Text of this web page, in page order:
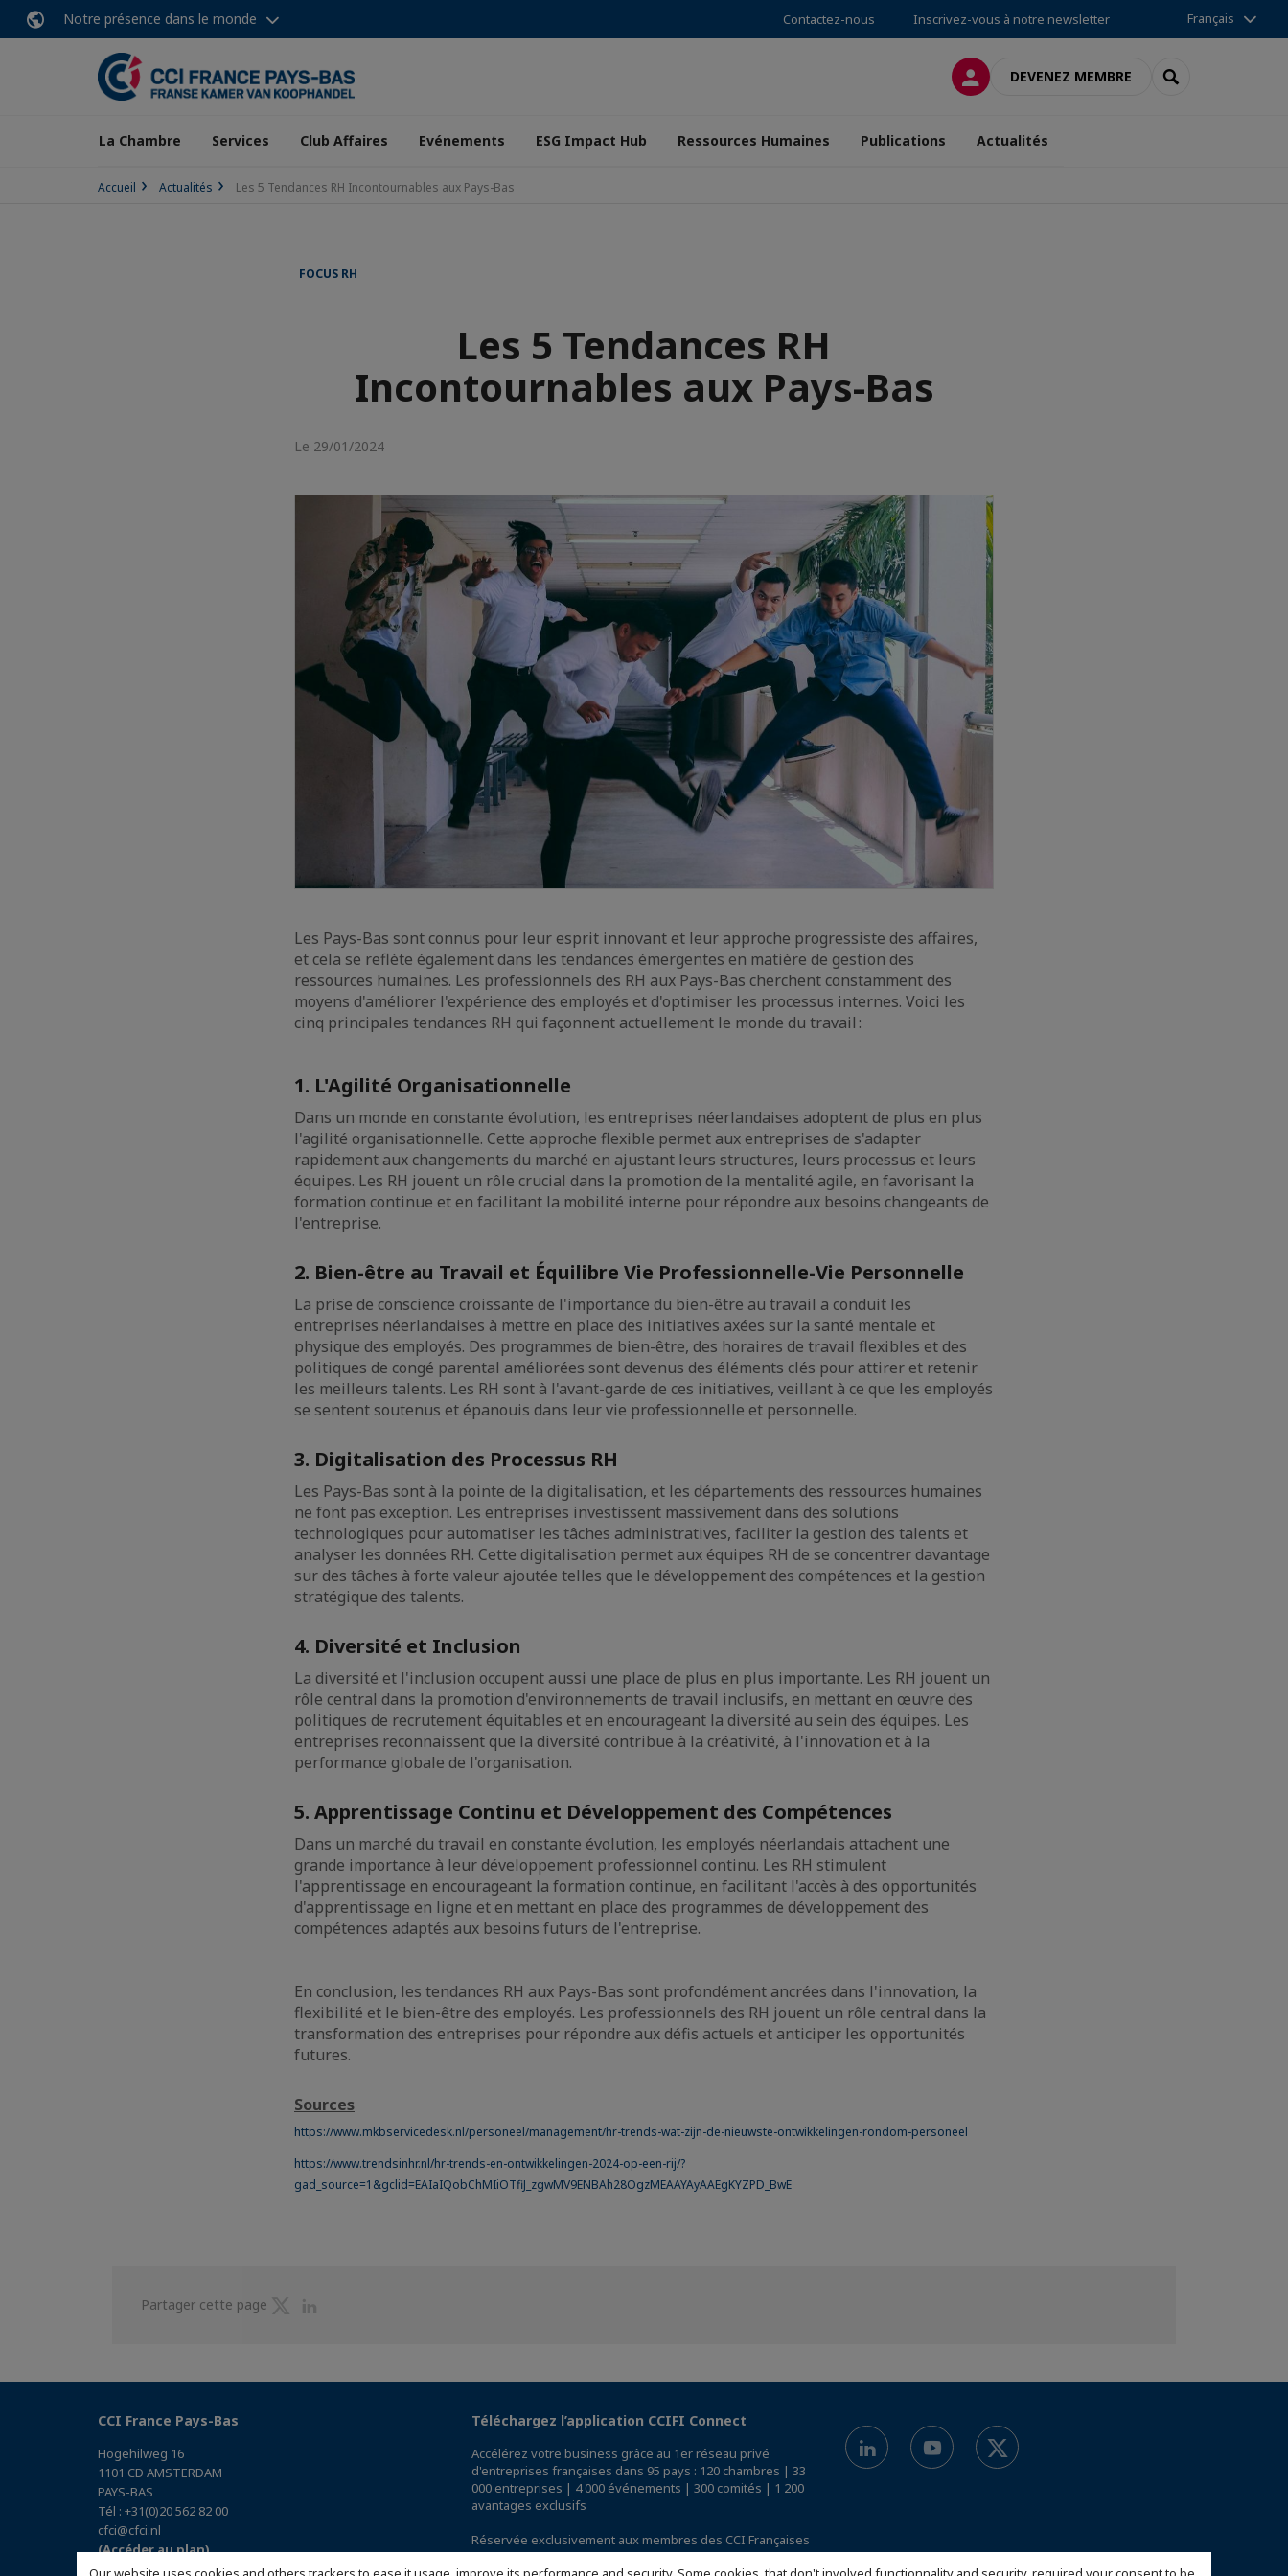
Notre présence dans le monde Contactez-nous Inscrivez-vous à notre newsletter Français
CONNEXIONDEVENEZ MEMBRE RECHERCHER
La Chambre Services Club Affaires Evénements ESG Impact Hub Ressources Humaines Publications Actualités
Accueil Actualités Les 5 Tendances RH Incontournables aux Pays-Bas
FOCUS RH
Les 5 Tendances RH
Incontournables aux Pays-Bas
Le 29/01/2024
Les Pays-Bas sont connus pour leur esprit innovant et leur approche progressiste des affaires,
et cela se reflète également dans les tendances émergentes en matière de gestion des
ressources humaines. Les professionnels des RH aux Pays-Bas cherchent constamment des
moyens d'améliorer l'expérience des employés et d'optimiser les processus internes. Voici les
cinq principales tendances RH qui façonnent actuellement le monde du travail :
1. L'Agilité Organisationnelle
Dans un monde en constante évolution, les entreprises néerlandaises adoptent de plus en plus
l'agilité organisationnelle. Cette approche flexible permet aux entreprises de s'adapter
rapidement aux changements du marché en ajustant leurs structures, leurs processus et leurs
équipes. Les RH jouent un rôle crucial dans la promotion de la mentalité agile, en favorisant la
formation continue et en facilitant la mobilité interne pour répondre aux besoins changeants de
l'entreprise.
2. Bien-être au Travail et Équilibre Vie Professionnelle-Vie Personnelle
La prise de conscience croissante de l'importance du bien-être au travail a conduit les
entreprises néerlandaises à mettre en place des initiatives axées sur la santé mentale et
physique des employés. Des programmes de bien-être, des horaires de travail flexibles et des
politiques de congé parental améliorées sont devenus des éléments clés pour attirer et retenir
les meilleurs talents. Les RH sont à l'avant-garde de ces initiatives, veillant à ce que les employés
se sentent soutenus et épanouis dans leur vie professionnelle et personnelle.
3. Digitalisation des Processus RH
Les Pays-Bas sont à la pointe de la digitalisation, et les départements des ressources humaines
ne font pas exception. Les entreprises investissent massivement dans des solutions
technologiques pour automatiser les tâches administratives, faciliter la gestion des talents et
analyser les données RH. Cette digitalisation permet aux équipes RH de se concentrer davantage
sur des tâches à forte valeur ajoutée telles que le développement des compétences et la gestion
stratégique des talents.
4. Diversité et Inclusion
La diversité et l'inclusion occupent aussi une place de plus en plus importante. Les RH jouent un
rôle central dans la promotion d'environnements de travail inclusifs, en mettant en œuvre des
politiques de recrutement équitables et en encourageant la diversité au sein des équipes. Les
entreprises reconnaissent que la diversité contribue à la créativité, à l'innovation et à la
performance globale de l'organisation.
5. Apprentissage Continu et Développement des Compétences
Dans un marché du travail en constante évolution, les employés néerlandais attachent une
grande importance à leur développement professionnel continu. Les RH stimulent
l'apprentissage en encourageant la formation continue, en facilitant l'accès à des opportunités
d'apprentissage en ligne et en mettant en place des programmes de développement des
compétences adaptés aux besoins futurs de l'entreprise.
En conclusion, les tendances RH aux Pays-Bas sont profondément ancrées dans l'innovation, la
flexibilité et le bien-être des employés. Les professionnels des RH jouent un rôle central dans la
transformation des entreprises pour répondre aux défis actuels et anticiper les opportunités
futures.
Sources
https://www.mkbservicedesk.nl/personeel/management/hr-trends-wat-zijn-de-nieuwste-ontwikkelingen-rondom-personeel
https://www.trendsinhr.nl/hr-trends-en-ontwikkelingen-2024-op-een-rij/?
gad_source=1&gclid=EAIaIQobChMIiOTfiJ_zgwMV9ENBAh28OgzMEAAYAyAAEgKYZPD_BwE
Partager cette page
Partager
CCI France Pays-Bas
Hogehilweg 16
1101 CD AMSTERDAM
PAYS-BAS
Tél : +31(0)20 562 82 00
cfci@cfci.nl
(Accéder au plan)
Téléchargez l’application CCIFI Connect
Accélérez votre business grâce au 1er réseau privé
d'entreprises françaises dans 95 pays : 120 chambres | 33
000 entreprises | 4 000 événements | 300 comités | 1 200
avantages exclusifs
Réservée exclusivement aux membres des CCI Françaises
à l'International,découvrez l'app CCIFI Connect.